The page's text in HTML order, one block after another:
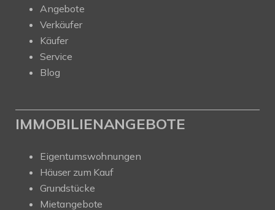
Angebote
Verkäufer
Käufer
Service
Blog
IMMOBILIENANGEBOTE
Eigentumswohnungen
Häuser zum Kauf
Grundstücke
Mietangebote